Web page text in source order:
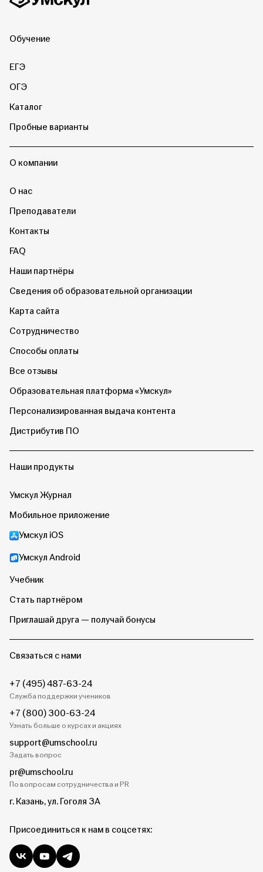
Обучение
ЕГЭ
ОГЭ
Каталог
Пробные варианты
О компании
О нас
Преподаватели
Контакты
FAQ
Наши партнёры
Сведения об образовательной организации
Карта сайта
Сотрудничество
Способы оплаты
Все отзывы
Образовательная платформа «Умскул»
Персонализированная выдача контента
Дистрибутив ПО
Наши продукты
Умскул Журнал
Мобильное приложение
Умскул iOS
Умскул Android
Учебник
Стать партнёром
Приглашай друга — получай бонусы
Связаться с нами
+7 (495) 487-63-24
Служба поддержки учеников
+7 (800) 300-63-24
Узнать больше о курсах и акциях
support@umschool.ru
Задать вопрос
pr@umschool.ru
По вопросам сотрудничества и PR
г. Казань, ул. Гоголя 3А
Присоединиться к нам в соцсетях: